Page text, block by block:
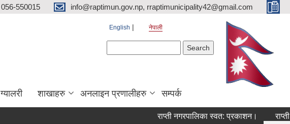
056-550015 info@raptimun.gov.np, rraptimunicipality42@gmail.com
English नेपाली
ग्यालरी शाखाहरु अनलाइन प्रणालीहरु सम्पर्क
राप्ती नगरपालिका स्वत: प्रकाशन। राप्ती